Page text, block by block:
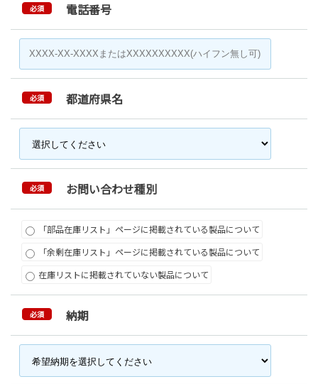
必須 電話番号
必須 都道府県名
必須 お問い合わせ種別
「部品在庫リスト」ページに掲載されている製品について
「余剰在庫リスト」ページに掲載されている製品について
在庫リストに掲載されていない製品について
必須 納期